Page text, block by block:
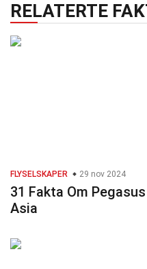
RELATERTE
FLYSELSKAPER 29 nov 2024
31 Fakta Om Pegasus
Asia